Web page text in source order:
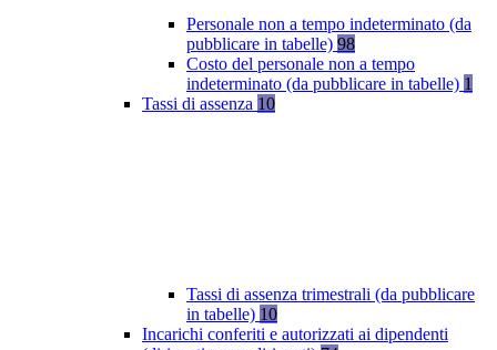
Personale non a tempo indeterminato (da
pubblicare in tabelle) 98
Costo del personale non a tempo
indeterminato (da pubblicare in tabelle) 1
Tassi di assenza 10
Tassi di assenza trimestrali (da pubblicare
in tabelle) 10
Incarichi conferiti e autorizzati ai dipendenti